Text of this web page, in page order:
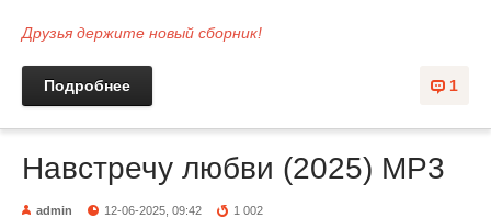
Друзья держите новый сборник!
1
Подробнее
Навстречу любви (2025) MP3
admin 12-06-2025, 09:42 1 002